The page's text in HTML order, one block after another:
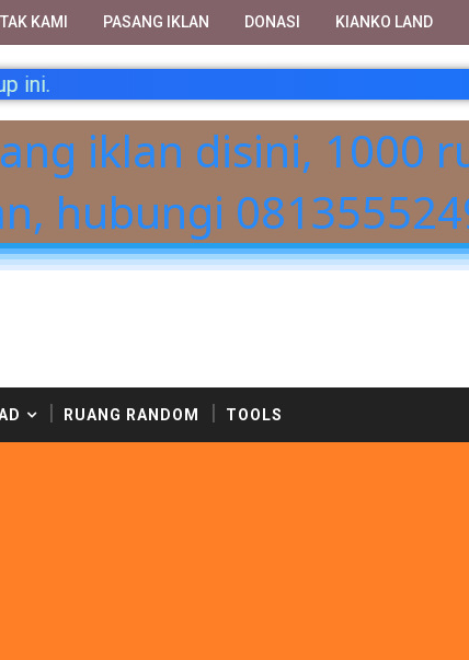
KAMI PASANG IKLAN DONASI KIANKO LAND
Selamat menikmati situs yang hidup ini.
iklan disini, 1000
hubungi
RUANG RANDOM TOOLS